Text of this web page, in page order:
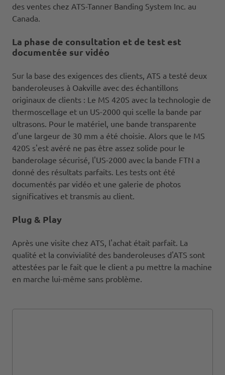
des ventes chez ATS-Tanner Banding System Inc. au
Canada.
La phase de consultation et de test est
documentée sur vidéo
Sur la base des exigences des clients, ATS a testé deux
banderoleuses à Oakville avec des échantillons
originaux de clients : Le MS 420S avec la technologie de
thermoscellage et un US-2000 qui scelle la bande par
ultrasons. Pour le matériel, une bande transparente
d'une largeur de 30 mm a été choisie. Alors que le MS
420S s'est avéré ne pas être assez solide pour le
banderolage sécurisé, l'US-2000 avec la bande FTN a
donné des résultats parfaits. Les tests ont été
documentés par vidéo et une galerie de photos
significatives et transmis au client.
Plug & Play
Après une visite chez ATS, l'achat était parfait. La
qualité et la convivialité des banderoleuses d'ATS sont
attestées par le fait que le client a pu mettre la machine
en marche lui-même sans problème.